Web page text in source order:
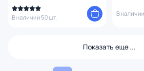
В наличии 50 шт. В
Показать еще ...